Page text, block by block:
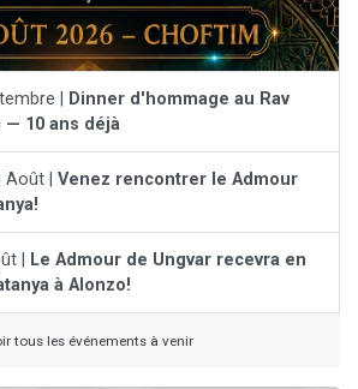
|
Dinner d'hommage au Rav
— 10 ans déjà
| Venez rencontrer le Admour
|
Le Admour de Ungvar recevra en
à Alonzo!
tous les événements à venir